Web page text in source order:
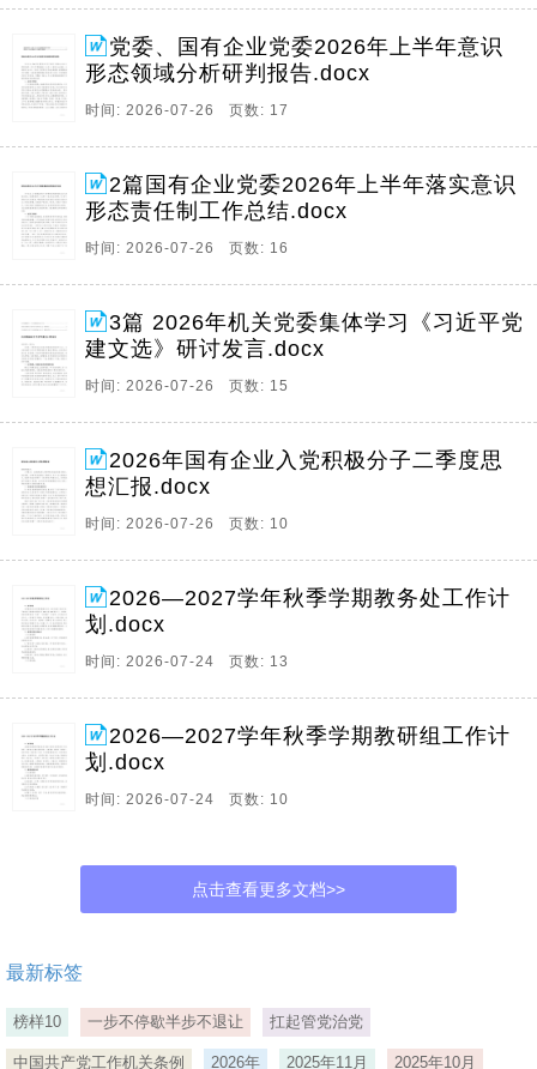
党委、国有企业党委2026年上半年意识
形态领域分析研判报告.docx
时间: 2026-07-26 页数: 17
2篇国有企业党委2026年上半年落实意识
形态责任制工作总结.docx
时间: 2026-07-26 页数: 16
3篇 2026年机关党委集体学习《习近平党
建文选》研讨发言.docx
时间: 2026-07-26 页数: 15
2026年国有企业入党积极分子二季度思
想汇报.docx
时间: 2026-07-26 页数: 10
2026—2027学年秋季学期教务处工作计
划.docx
时间: 2026-07-24 页数: 13
2026—2027学年秋季学期教研组工作计
划.docx
时间: 2026-07-24 页数: 10
点击查看更多文档>>
最新标签
榜样10 一步不停歇半步不退让 扛起管党治党
中国共产党工作机关条例 2026年 2025年11月 2025年10月